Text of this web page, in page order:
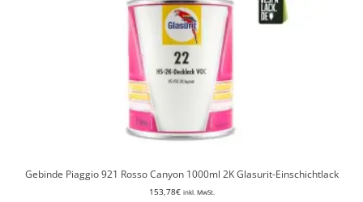
Gebinde Piaggio 921 Rosso Canyon 1000ml 2K Glasurit-Einschichtlack
153,78€ inkl. MwSt.